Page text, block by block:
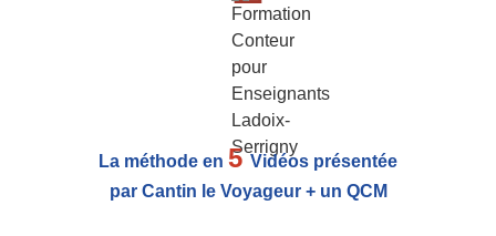
La méthode en 5Vidéos présentée
par Cantin le Voyageur + un QCM